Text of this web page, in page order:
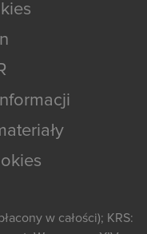
w całości); KRS: